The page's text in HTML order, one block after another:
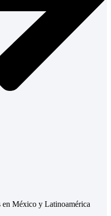
en México y Latinoamérica